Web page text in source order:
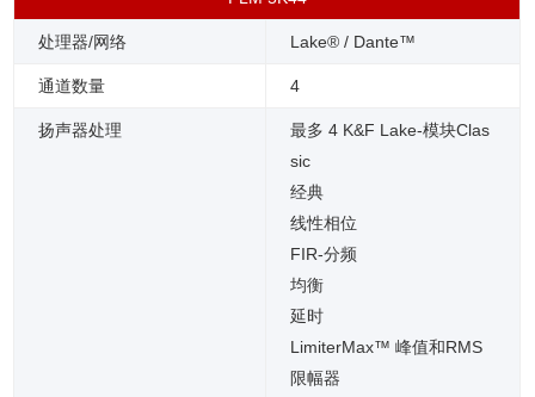
处理器/网络 Lake® / Dante™
通道数量 4
扬声器处理
最多 4 K&F Lake-模块Clas
sic
经典
线性相位
FIR-分频
均衡
延时
LimiterMax™ 峰值和RMS
限幅器